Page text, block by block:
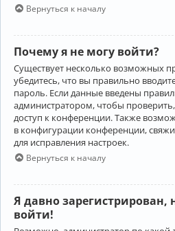
Вернуться к началу
Почему я не могу войти?
Существует несколько возможных
убедитесь, что вы правильно
пароль. Если данные введены
администратором, чтобы
доступ к конференции. Также
в конфигурации конференции,
для исправления настроек.
Вернуться к началу
Я давно зарегистрирован,
войти!